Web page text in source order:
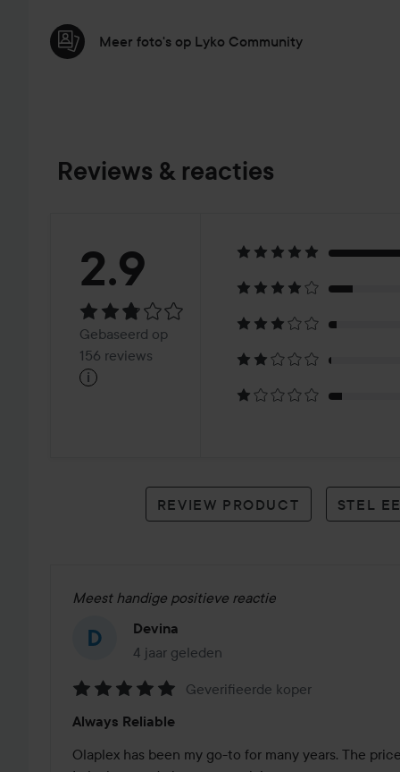
Meer foto's op Lyko Community
Reviews & reacties
Beoordeling:
2.9Gebaseerd
op
reviews
2.9
Gebaseerd op
156 reviews
i
REVIEW PRODUCT STEL
Meest handige positieve reactie
Devina
4 jaar geleden
Het bericht is gemaakt 4 jaar geleden
5
van
Geverifieerde koper
Always Reliable
Olaplex has been my go-to for many years. The